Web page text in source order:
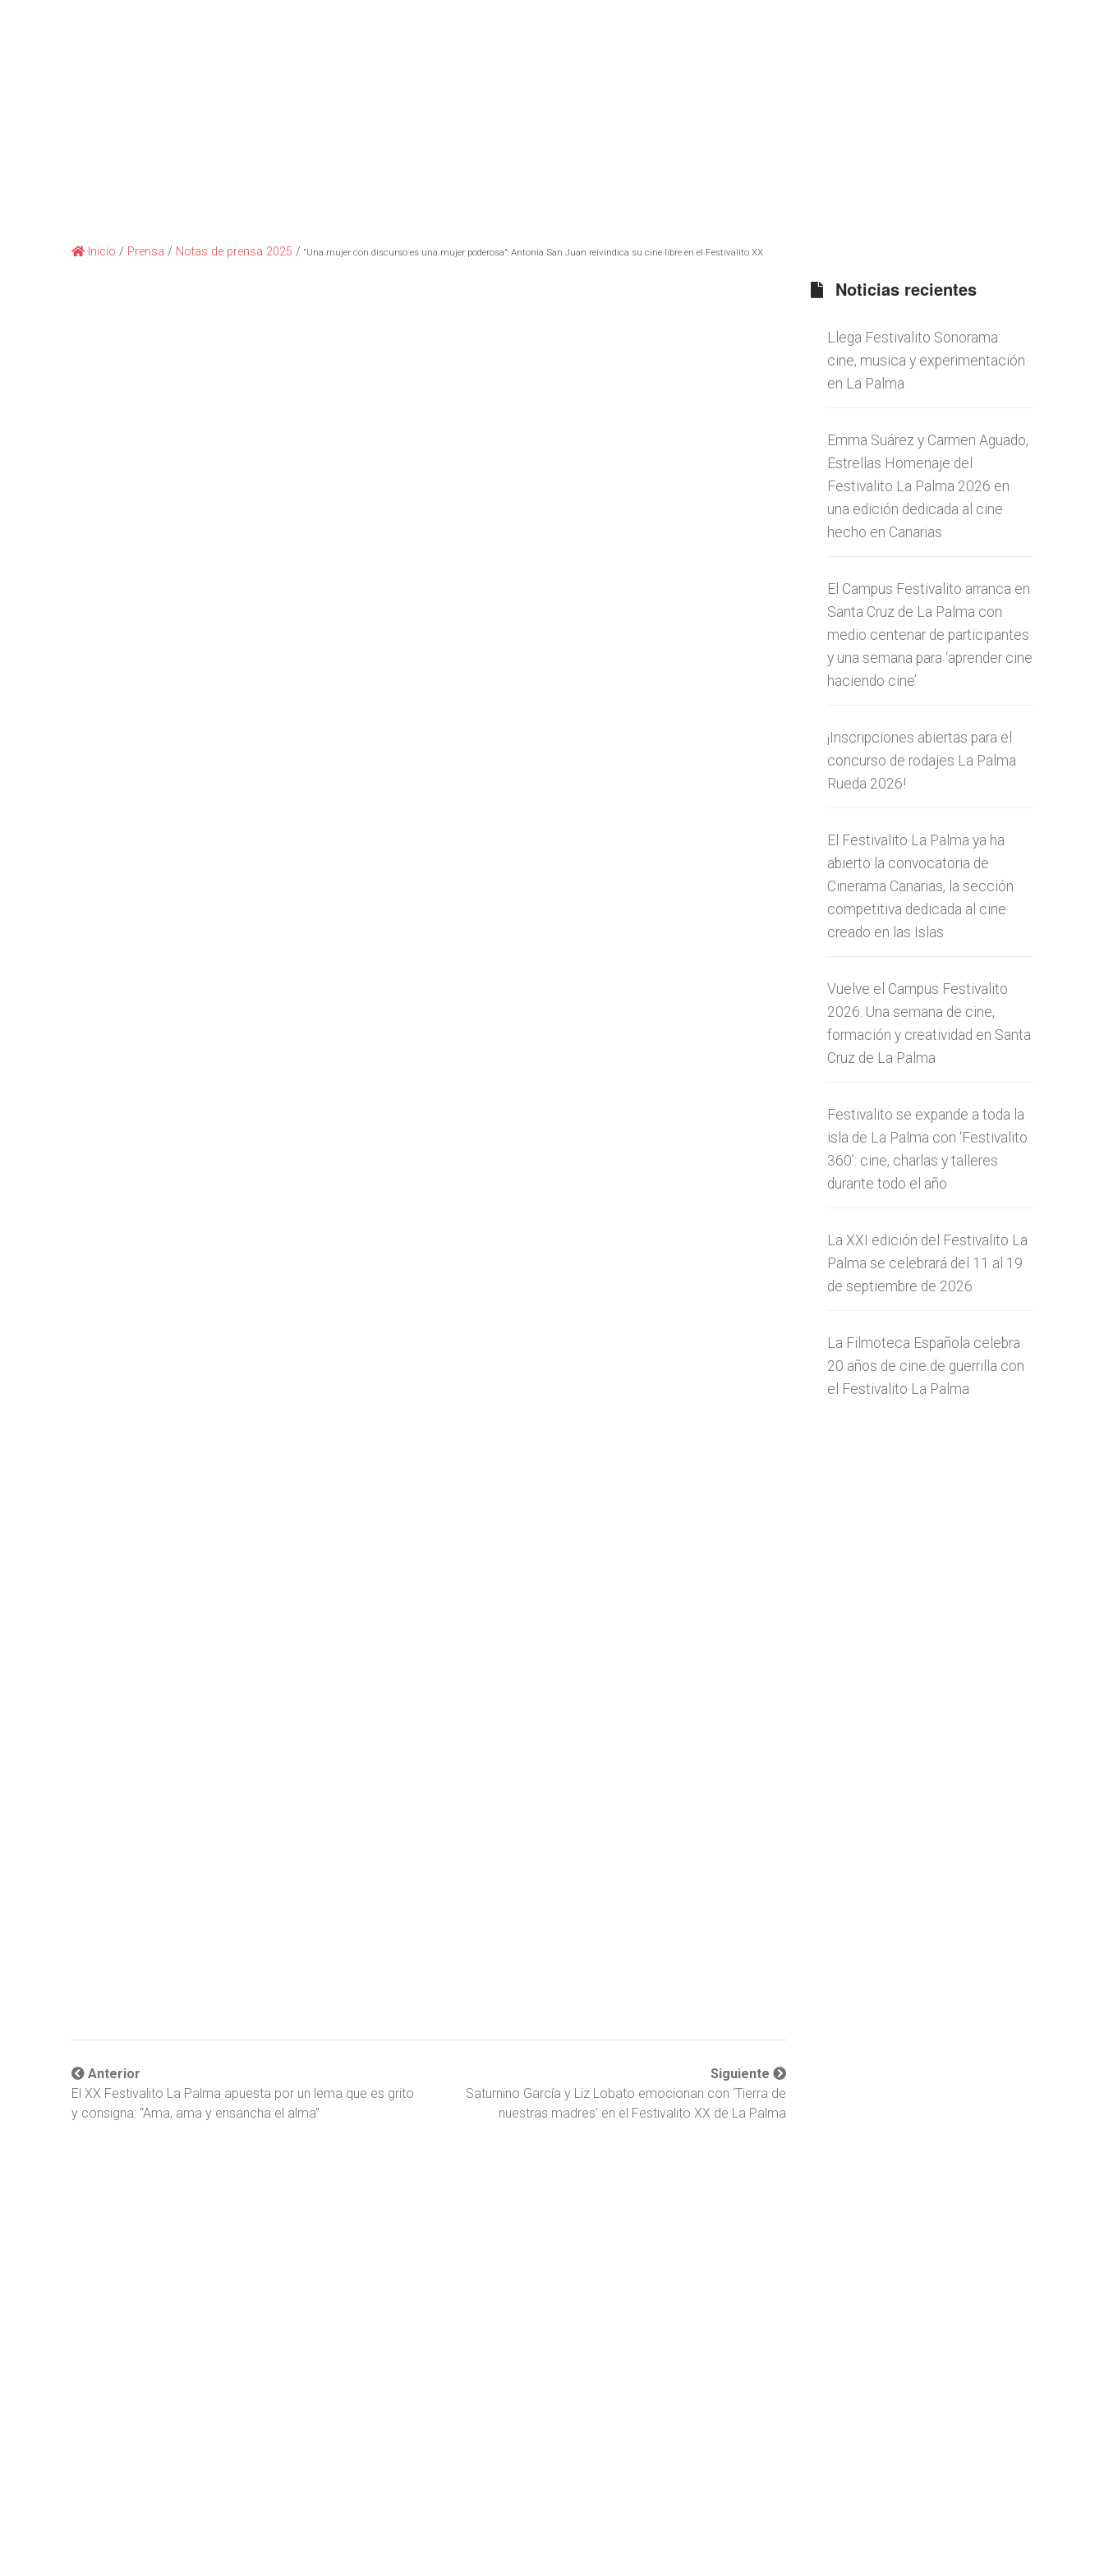
Inicio / Prensa / Notas de prensa 2025 / “Una mujer con discurso es una mujer poderosa”: Antonia San Juan reivindica su cine libre en el Festivalito XX
Anterior
El XX Festivalito La Palma apuesta por un lema que es grito
y consigna: “Ama, ama y ensancha el alma”
Siguiente
Saturnino García y Liz Lobato emocionan con ‘Tierra de
nuestras madres’ en el Festivalito XX de La Palma
Noticias recientes
Llega Festivalito Sonorama:
cine, musica y experimentación
en La Palma
Emma Suárez y Carmen Aguado,
Estrellas Homenaje del
Festivalito La Palma 2026 en
una edición dedicada al cine
hecho en Canarias
El Campus Festivalito arranca en
Santa Cruz de La Palma con
medio centenar de participantes
y una semana para ‘aprender cine
haciendo cine’
¡Inscripciones abiertas para el
concurso de rodajes La Palma
Rueda 2026!
El Festivalito La Palma ya ha
abierto la convocatoria de
Cinerama Canarias, la sección
competitiva dedicada al cine
creado en las Islas
Vuelve el Campus Festivalito
2026. Una semana de cine,
formación y creatividad en Santa
Cruz de La Palma
Festivalito se expande a toda la
isla de La Palma con ‘Festivalito
360’: cine, charlas y talleres
durante todo el año
La XXI edición del Festivalito La
Palma se celebrará del 11 al 19
de septiembre de 2026
La Filmoteca Española celebra
20 años de cine de guerrilla con
el Festivalito La Palma